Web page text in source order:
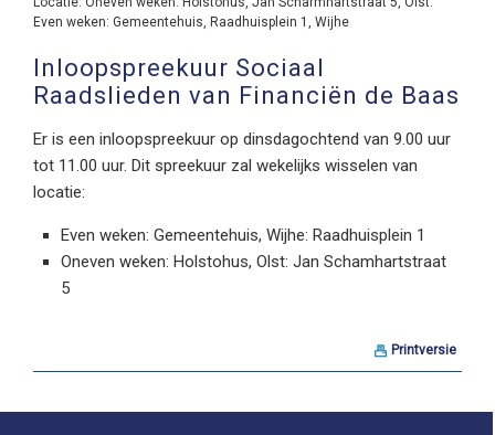
Even weken: Gemeentehuis, Raadhuisplein 1, Wijhe
Inloopspreekuur Sociaal
Raadslieden van Financiën de Baas
Er is een inloopspreekuur op dinsdagochtend van 9.00 uur
tot 11.00 uur. Dit spreekuur zal wekelijks wisselen van
locatie:
Even weken: Gemeentehuis, Wijhe: Raadhuisplein 1
Oneven weken: Holstohus, Olst: Jan Schamhartstraat
5
Printversie